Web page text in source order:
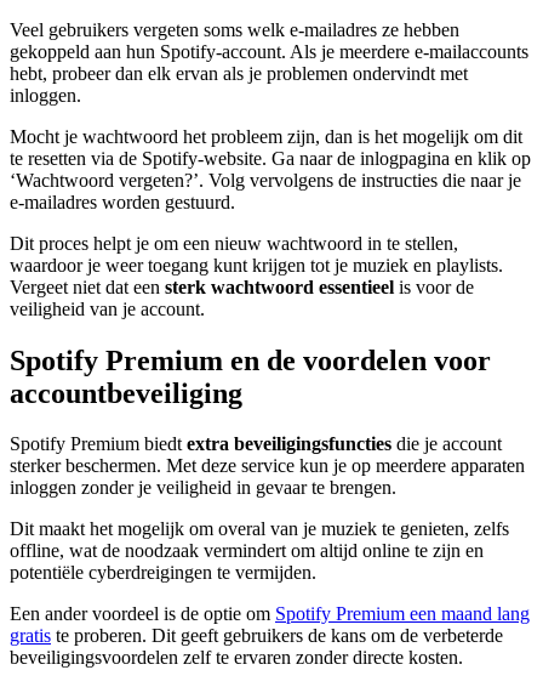
Veel gebruikers vergeten soms welk e-mailadres ze hebben
gekoppeld aan hun Spotify-account. Als je meerdere e-mailaccounts
hebt, probeer dan elk ervan als je problemen ondervindt met
inloggen.
Mocht je wachtwoord het probleem zijn, dan is het mogelijk om dit
te resetten via de Spotify-website. Ga naar de inlogpagina en klik op
‘Wachtwoord vergeten?’. Volg vervolgens de instructies die naar je
e-mailadres worden gestuurd.
Dit proces helpt je om een nieuw wachtwoord in te stellen,
waardoor je weer toegang kunt krijgen tot je muziek en playlists.
Vergeet niet dat een sterk wachtwoord essentieel is voor de
veiligheid van je account.
Spotify Premium en de voordelen voor
accountbeveiliging
Spotify Premium biedtextra beveiligingsfuncties die je account
sterker beschermen. Met deze service kun je op meerdere apparaten
inloggen zonder je veiligheid in gevaar te brengen.
Dit maakt het mogelijk om overal van je muziek te genieten, zelfs
offline, wat de noodzaak vermindert om altijd online te zijn en
potentiële cyberdreigingen te vermijden.
Een ander voordeel is de optie om Spotify Premium een maand lang
gratis te proberen. Dit geeft gebruikers de kans om de verbeterde
beveiligingsvoordelen zelf te ervaren zonder directe kosten.